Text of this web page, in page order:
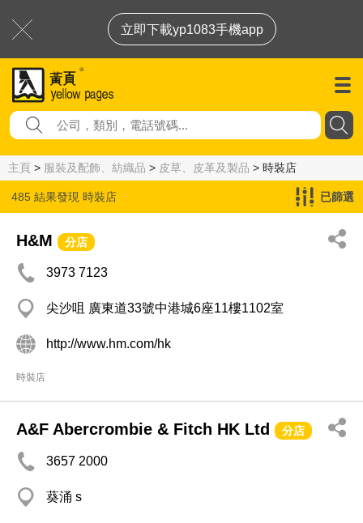
立即下載yp1083手機app
主頁 > 服裝及配飾、紡織品 > 皮草、皮革及製品 > 時裝店
485 結果發現 時裝店 已篩選
H&M 分店
3973 7123
尖沙咀 廣東道33號中港城6座11樓1102室
http://www.hm.com/hk
時裝店
A&F Abercrombie & Fitch HK Ltd 分店
3657 2000
葵涌 s